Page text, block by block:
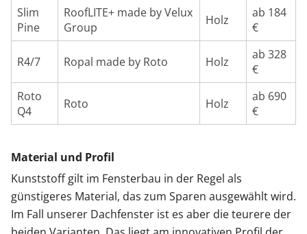
Slim
Pine
RoofLITE+ made by Velux
Group
Holz
ab 184
€
R4/7 Ropal made by Roto Holz
ab 328
€
Roto
Q4
Roto Holz
ab 690
€
Material und Profil
Kunststoff gilt im Fensterbau in der Regel als
günstigeres Material, das zum Sparen ausgewählt wird.
Im Fall unserer Dachfenster ist es aber die teurere der